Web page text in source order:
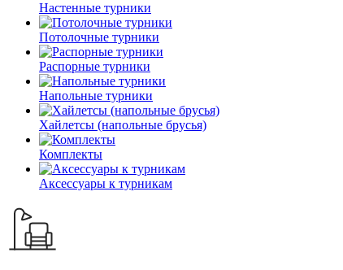
Настенные турники
Потолочные турники
Распорные турники
Напольные турники
Хайлетсы (напольные брусья)
Комплекты
Аксессуары к турникам